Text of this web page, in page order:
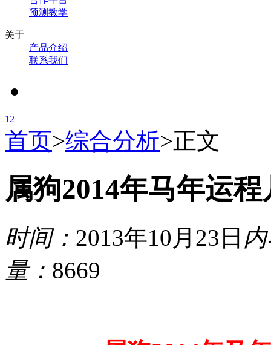
预测教学
关于
产品介绍
联系我们
1 2
首页>综合分析>正文
属狗2014年马年运
时间： 2013年10月23日
量： 8669